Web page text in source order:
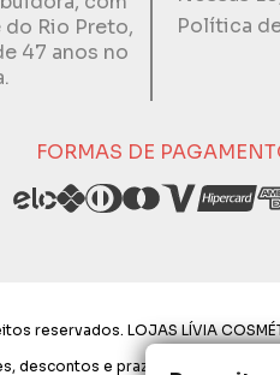
Rio Preto,
47 anos no
Política
FORMAS DE
reservados. LOJAS LÍVIA
descontos e prazos de